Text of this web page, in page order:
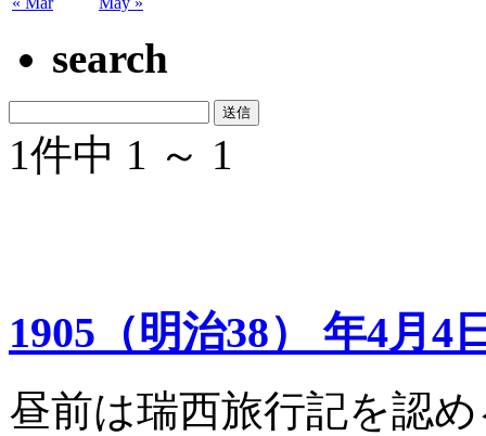
search
1件中 1 ～ 1
1905（明治38） 年4月4
昼前は瑞西旅行記を認